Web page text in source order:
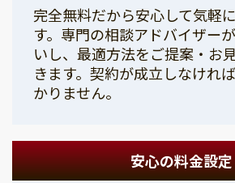
完全無料だから安心して気軽
す。専門の相談アドバイザー
いし、最適方法をご提案・お
きます。契約が成立しなけれ
かりません。
安心の料金設定